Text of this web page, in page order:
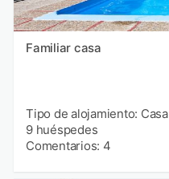
Familiar casa
Tipo de alojamiento: Casa
9 huéspedes
Comentarios: 4